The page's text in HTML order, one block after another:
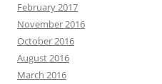
February 2017
November 2016
October 2016
August 2016
March 2016